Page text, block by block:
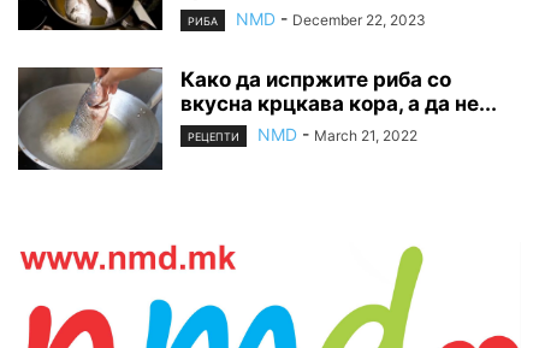
РИБА NMD - December 22, 2023
Како да испржите риба со
вкусна крцкава кора, а да не...
РЕЦЕПТИ NMD - March 21, 2022